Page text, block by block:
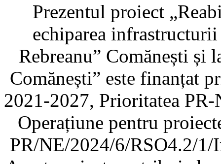
Prezentul proiect
echiparea
Rebreanu” Comănești și
Comănești” este finanțat
2021-2027, Prioritatea
Operațiune pentru
PR/NE/2024/6/RSO4.2/1/